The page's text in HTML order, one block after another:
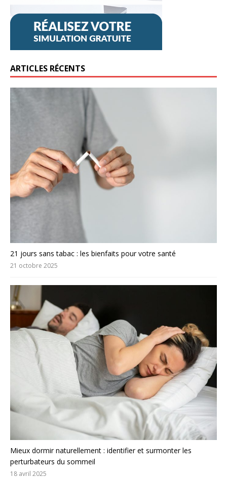
ARTICLES RÉCENTS
21 jours sans tabac : les bienfaits pour votre santé
21 octobre 2025
Mieux dormir naturellement : identifier et surmonter les
perturbateurs du sommeil
18 avril 2025